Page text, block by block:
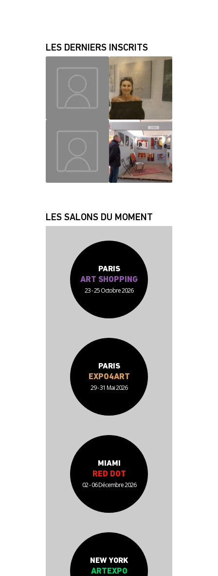
LES DERNIERS INSCRITS
MAUD CHRISLAINE
LES SALONS DU MOMENT
PARIS
ART SHOPPING
23 - 25 Octobre 2026
PARIS
EXPO4ART
29 - 31 Mai 2026
MIAMI
RED DOT
02 - 06 Décembre 2026
NEW YORK
ARTEXPO